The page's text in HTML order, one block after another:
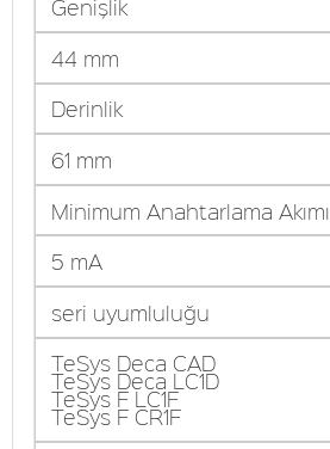
Genişlik
44 mm
Derinlik
61 mm
Minimum Anahtarlama Akımı
5 mA
seri uyumluluğu
TeSys Deca CAD
TeSys Deca LC1D
TeSys F LC1F
TeSys F CR1F